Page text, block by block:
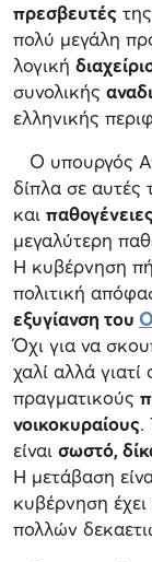
πρεσβευτές
πολύ μεγάλη
λογική
συνολικής
ελληνικής
Ο υπουργός
δίπλα σε αυτές
και
μεγαλύτερη
Η κυβέρνηση
πολιτική
εξυγίανση του
Όχι για να
χαλί αλλά γιατί
πραγματικούς
νοικοκυραίους.
είναι σωστό,
Η μετάβαση
κυβέρνηση
πολλών